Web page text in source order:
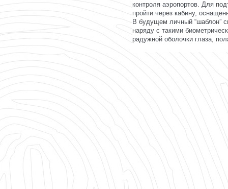
контроля аэропортов. Для
пройти через кабину,
В будущем личный “шаблон”
наряду с такими
радужной оболочки глаза,